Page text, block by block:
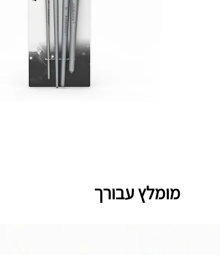
מומלץ עבורך